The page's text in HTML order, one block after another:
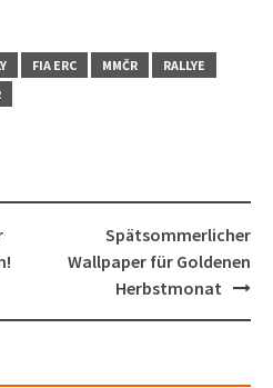
FIA ERC MMČR
RALLYE
Spätsommerlicher
Wallpaper für Goldenen
Herbstmonat